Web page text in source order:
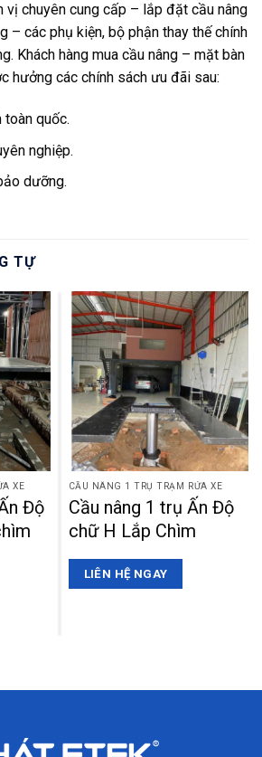
vị chuyên cung cấp – lắp đặt cầu nâng
– các phụ kiện, bộ phận thay thế chính
Khách hàng mua cầu nâng – mặt bàn
hưởng các chính sách ưu đãi sau:
toàn quốc.
nghiệp.
dưỡng.
TỰ
XE
Độ
CẦU NÂNG 1 TRỤ TRẠM RỬA XE
Cầu nâng 1 trụ Ấn Độ
chữ H Lắp Chìm
LIÊN HỆ NGAY